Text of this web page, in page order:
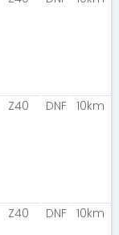
Z40 DNF 10km
Z40 DNF 10km